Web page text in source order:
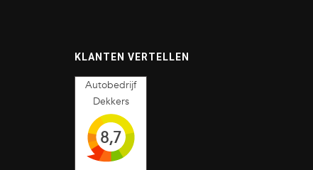
KLANTEN VERTELLEN
Autobedrijf
Dekkers
8,7